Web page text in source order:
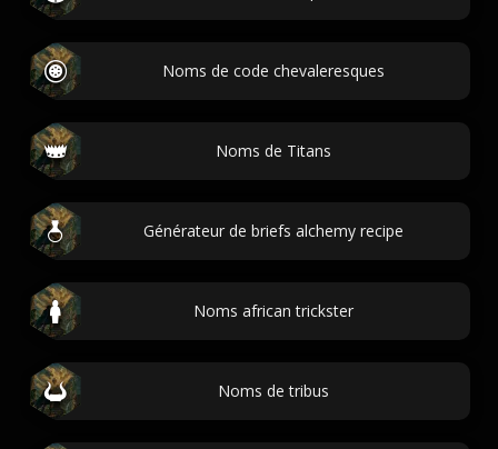
Noms de code chevaleresques
Noms de Titans
Générateur de briefs alchemy recipe
Noms african trickster
Noms de tribus